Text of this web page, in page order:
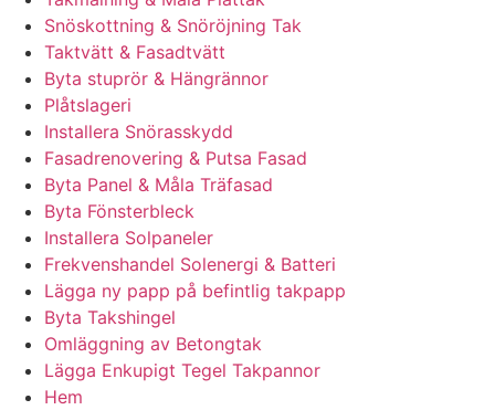
Snöskottning & Snöröjning Tak
Taktvätt & Fasadtvätt
Byta stuprör & Hängrännor
Plåtslageri
Installera Snörasskydd
Fasadrenovering & Putsa Fasad
Byta Panel & Måla Träfasad
Byta Fönsterbleck
Installera Solpaneler
Frekvenshandel Solenergi & Batteri
Lägga ny papp på befintlig takpapp
Byta Takshingel
Omläggning av Betongtak
Lägga Enkupigt Tegel Takpannor
Hem